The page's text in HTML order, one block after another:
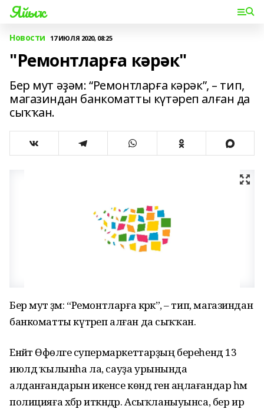
Яйыҡ
Новости 17 ИЮЛЯ 2020, 08:25
"Ремонтларға кәрәк"
Бер мут әҙәм: “Ремонтларға кәрәк”, – тип,
магазиндан банкоматты күтәреп алған да
сыҡҡан.
Бер мут әҙәм: “Ремонтларға кәрәк”, – тип, магазиндан
банкоматты күтәреп алған да сыҡҡан.
Енәйәт Өфөләге супермаркеттарҙың береһендә 13
июлдә ҡылынһа ла, сауҙа урынында
алданғандарын икенсе көндә генә аңлағандар һәм
полицияға хәбәр иткәндәр. Асыҡланыуынса, бер ир